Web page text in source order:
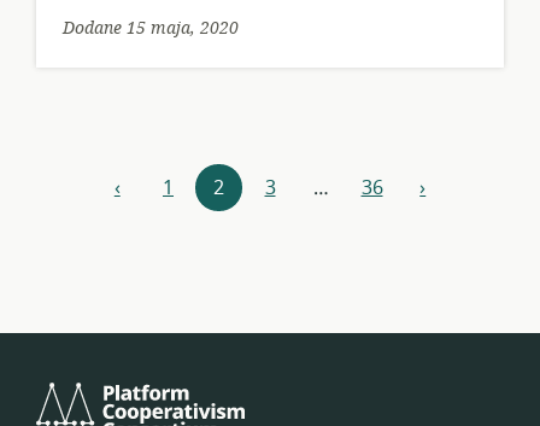
Dodane 15 maja, 2020
Nawigacja
‹poprzedni
1 2 3 … 36 następny
›